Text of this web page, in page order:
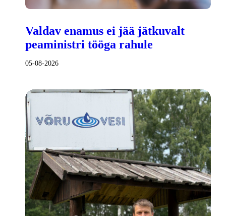
Valdav enamus ei jää jätkuvalt
peaministri tööga rahule
05-08-2026